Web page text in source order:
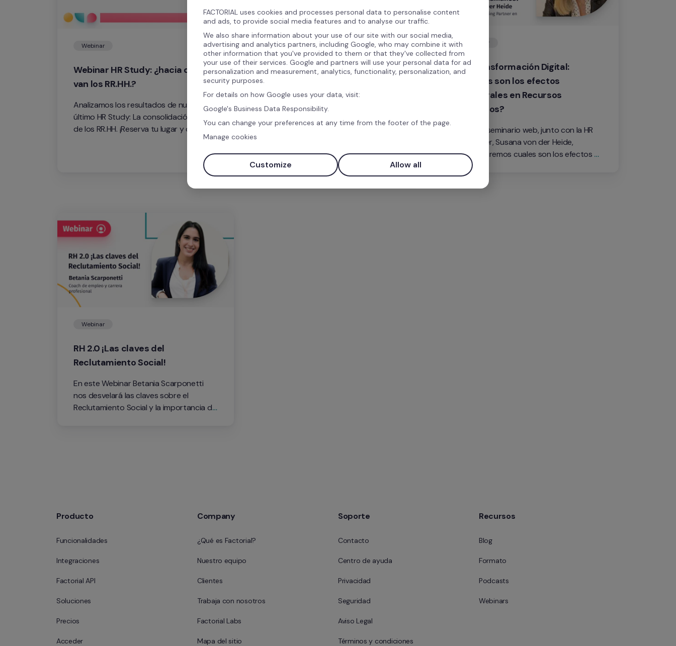
Webinar
Webinar HR Study: ¿hacia dónde
van los RR.HH.?
Analizamos los resultados de nuestro
último HR Study: La consolidación digital
de los RR.HH. ¡Reserva tu lugar y obtén el
Webinar
Master Class: Reclutamiento 4.0
Estepa, Linkedin Top Voice LATAM,
descubrimos los métodos más
innovadores para el reclutamineto y
Webinar ya está disponible para que
descubras cómo ser un Reclutado
Webinar
La Transformación Digital:
¿Cuáles son los efectos
colaterales en Recursos
Humanos?
En este seminario web, junto con la HR
Influencer, Susana von der Heide,
descubriremos cuales son los efectos
colaterales de la transformación digital
en el área de Recursos Humanos.
Webinar
RH 2.0 ¡Las claves del
Reclutamiento Social!
En este Webinar Betania Scarponetti
nos desvelará las claves sobre el
Reclutamiento Social y la importancia de
Producto
Funcionalidades
Integraciones
Factorial API
Soluciones
Precios
Acceder
Company
¿Qué es Factorial?
Nuestro equipo
Clientes
Trabaja con nosotros
Factorial Labs
Mapa del sitio
Soporte
Contacto
Centro de ayuda
Privacidad
Seguridad
Aviso Legal
Términos y condiciones
Recursos
Blog
Formato
Podcasts
Webinars
FACTORIAL uses cookies and processes personal data to personalise content
and ads, to provide social media features and to analyse our traffic.
We also share information about your use of our site with our social media,
advertising and analytics partners, including Google, who may combine it with
other information that you've provided to them or that they've collected from
your use of their services. Google and partners will use your personal data for ad
personalization and measurement, analytics, functionality, personalization, and
security purposes.
For details on how Google uses your data, visit:
Google's Business Data Responsibility.
You can change your preferences at any time from the footer of the page.
Manage cookies
Customize Allow all